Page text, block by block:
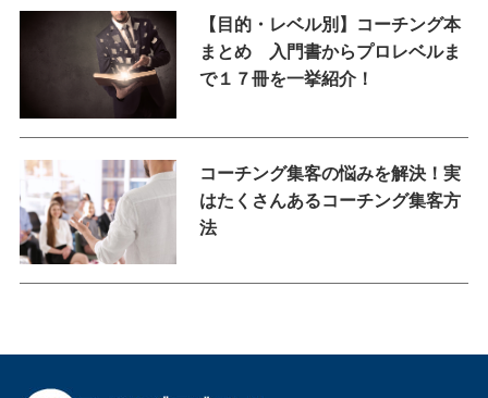
【目的・レベル別】コーチング本
まとめ 入門書からプロレベルま
で１７冊を一挙紹介！
コーチング集客の悩みを解決！実
はたくさんあるコーチング集客方
法